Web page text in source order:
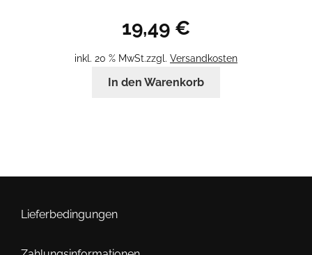
19,49 €
inkl. 20 % MwSt.zzgl. Versandkosten
In den Warenkorb
Lieferbedingungen